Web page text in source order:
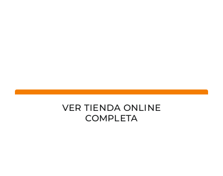
VER TIENDA ONLINE
COMPLETA